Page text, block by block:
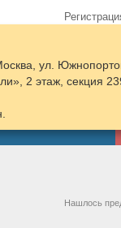
ПОДОБРАТЬ
ЗАПЧАСТИ
ул.
2 этаж, секция
Нашлось